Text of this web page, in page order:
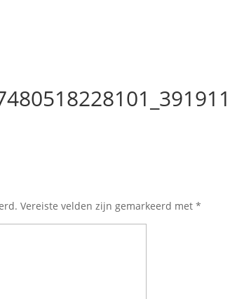
Vereiste velden zijn gemarkeerd met*